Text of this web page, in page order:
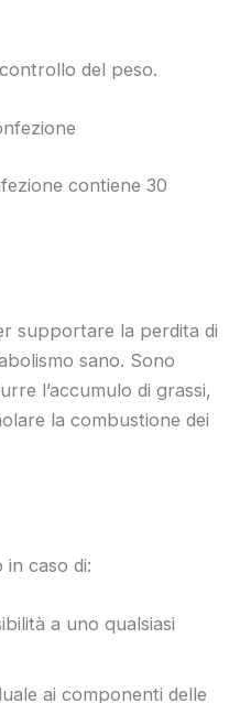
del peso.
contiene 30
supportare la perdita di
sano. Sono
l’accumulo di grassi,
la combustione dei
caso di:
a uno qualsiasi
ai componenti delle